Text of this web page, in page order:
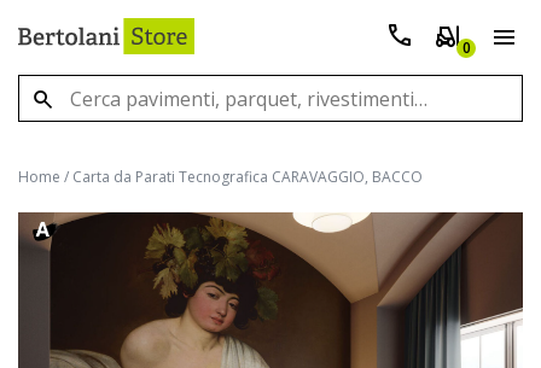
0
Home / Carta da Parati Tecnografica CARAVAGGIO, BACCO